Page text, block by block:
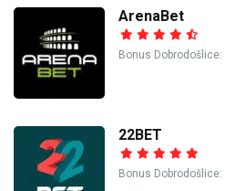
ArenaBet
Bonus Dobrodošlice:
22BET
Bonus Dobrodošlice: